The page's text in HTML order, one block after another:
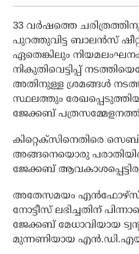
33 വര്‍ഷത്തെ
പുറത്തുവിട്ട ബാലന്‍സ്
ഏതെങ്കിലും
നികുതിവെട്ടിപ്പ്
അതിനുള്ള ശ്രമങ്ങള്‍
സ്ഥലത്തും
ജേക്കബ്
കിറ്റെക്‌സിനെതിരെ
അങ്ങനെയൊരു
ജേക്കബ്
അതേസമയം
നോട്ടീസ് ലഭിച്ചതിന്
ജേക്കബ് മേധാവിയായ
മുന്നണിയായ